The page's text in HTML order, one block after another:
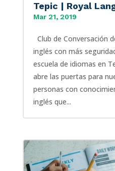
Tepic | Royal
Mar 21, 2019
Club de Conversación
inglés con más
escuela de idiomas en
abre las puertas para
personas con
inglés que...